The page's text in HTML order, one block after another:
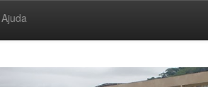
Ajuda